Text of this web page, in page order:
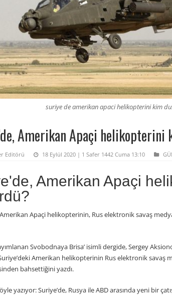
suriye de amerikan apaci helikopterini kim
Amerikan Apaçi helikopterini
Editörü 18 Eylül 2020 | 1 Safer 1442 Cuma 13:10
Amerikan Apaçi
Apaçi helikopterinin, Rus elektronik savaş
Svobodnaya Brisa’ isimli dergide, Sergey
Amerikan helikopterinin Rus elektronik savaş
bahsettiğini yazdı.
yazıyor: Suriye’de, Rusya ile ABD arasında yeni bir